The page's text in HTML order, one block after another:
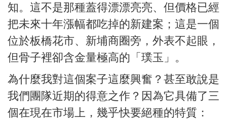
知。這不是那種蓋得漂漂亮亮、但價格已經
把未來十年漲幅都吃掉的新建案；這是一個
位於板橋花市、新埔商圈旁，外表不起眼，
但骨子裡卻含金量極高的「璞玉」。
為什麼我對這個案子這麼興奮？甚至敢說是
我們團隊近期的得意之作？因為它具備了三
個在現在市場上，幾乎快要絕種的特質：